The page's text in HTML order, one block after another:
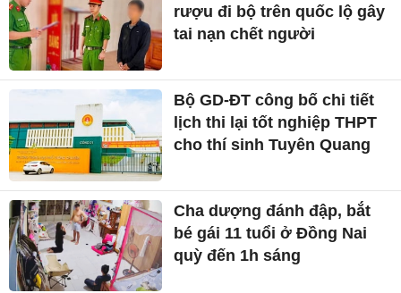
rượu đi bộ trên quốc lộ gây
tai nạn chết người
Bộ GD-ĐT công bố chi tiết
lịch thi lại tốt nghiệp THPT
cho thí sinh Tuyên Quang
Cha dượng đánh đập, bắt
bé gái 11 tuổi ở Đồng Nai
quỳ đến 1h sáng